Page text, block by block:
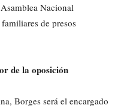
Nacional
de presos
de la oposición
Borges será el encargado